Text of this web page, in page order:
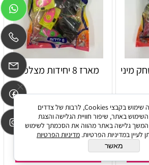
משחק מיני
מארז 8 יחידות מצלמה
₪15
לידיעתך, באתרנו נעשה שימוש בקבצי Cookies, לרבות של צדדים
באתר, שיפור חוויית הגלישה והצגת
המשך גלישה באתר מהווה את הסכמתך לשימוש
לעיין במדיניות הפרטיות. מדיניות הפרטיות
מאשר